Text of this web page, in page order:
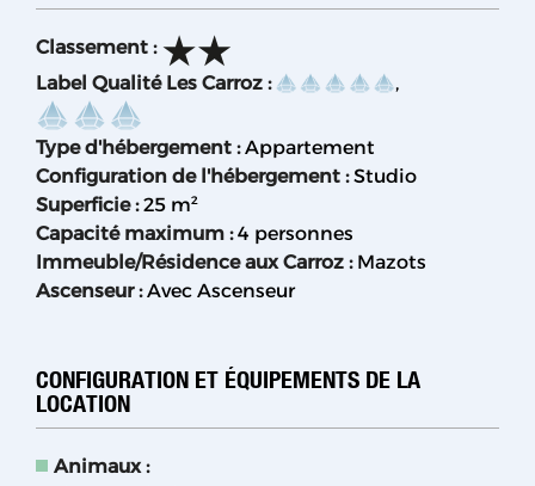
Classement :
Label Qualité Les Carroz :
Type d'hébergement : Appartement
Configuration de l'hébergement : Studio
Superficie: 25 m²
Capacité maximum : 4 personnes
Immeuble/Résidence aux Carroz : Mazots
Ascenseur: Avec Ascenseur
CONFIGURATION ET ÉQUIPEMENTS DE LA
LOCATION
Animaux :